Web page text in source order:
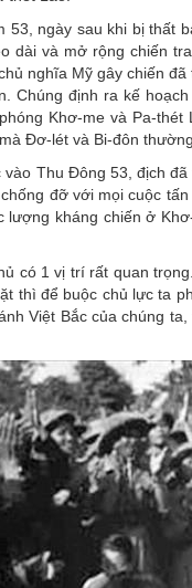
53, ngày sau khi bị thất
dài và mở rộng chiến
nghĩa Mỹ gây chiến
Chúng định ra kế
Khơ-me và Pa-
Đơ-lét và Bi-đôn
Thu Đông 53, địch
đỡ với mọi cuộc
lượng kháng chiến ở
có 1 vị trí rất quan
thì để buộc chủ lực ta
Việt Bắc của chúng